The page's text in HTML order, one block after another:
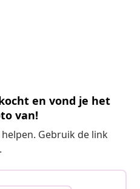
en vond je het
van!
Gebruik de link